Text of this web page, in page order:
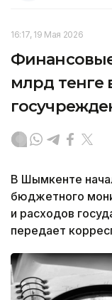
16:17, 19 Мая 2026
млрд тенге
В Шымкенте
бюджетного
и расходов
передает